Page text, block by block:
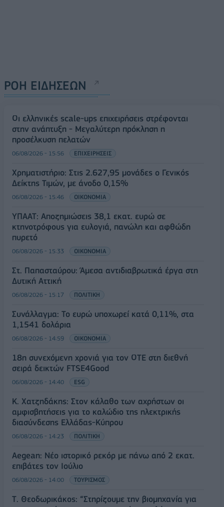
ΡΟΗ ΕΙΔΗΣΕΩΝ
Οι ελληνικές scale-ups επιχειρήσεις στρέφονται
στην ανάπτυξη - Μεγαλύτερη πρόκληση η
προσέλκυση πελατών
06/08/2026 - 15:56 ΕΠΙΧΕΙΡΗΣΕΙΣ
Χρηματιστήριο: Στις 2.627,95 μονάδες ο Γενικός
Δείκτης Τιμών, με άνοδο 0,15%
06/08/2026 - 15:46 ΟΙΚΟΝΟΜΙΑ
ΥΠΑΑΤ: Αποζημιώσεις 38,1 εκατ. ευρώ σε
κτηνοτρόφους για ευλογιά, πανώλη και αφθώδη
πυρετό
06/08/2026 - 15:33 ΟΙΚΟΝΟΜΙΑ
Στ. Παπασταύρου: Άμεσα αντιδιαβρωτικά έργα στη
Δυτική Αττική
06/08/2026 - 15:17 ΠΟΛΙΤΙΚΗ
Συνάλλαγμα: Το ευρώ υποχωρεί κατά 0,11%, στα
1,1541 δολάρια
06/08/2026 - 14:59 ΟΙΚΟΝΟΜΙΑ
18η συνεχόμενη χρονιά για τον ΟΤΕ στη διεθνή
σειρά δεικτών FTSE4Good
06/08/2026 - 14:40 ESG
Κ. Χατζηδάκης: Στον κάλαθο των αχρήστων οι
αμφισβητήσεις για το καλώδιο της ηλεκτρικής
διασύνδεσης Ελλάδας-Κύπρου
06/08/2026 - 14:23 ΠΟΛΙΤΙΚΗ
Aegean: Νέο ιστορικό ρεκόρ με πάνω από 2 εκατ.
επιβάτες τον Ιούλιο
06/08/2026 - 14:00 ΤΟΥΡΙΣΜΟΣ
Τ. Θεοδωρικάκος: “Στηρίζουμε την βιομηχανία για